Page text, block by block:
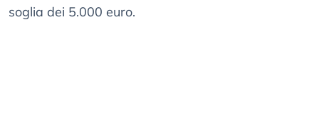
soglia dei 5.000 euro.